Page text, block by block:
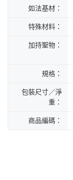
如法基材：
特殊材料：
加持聖物：
規格：
包裝尺寸／淨
重：
商品編碼：